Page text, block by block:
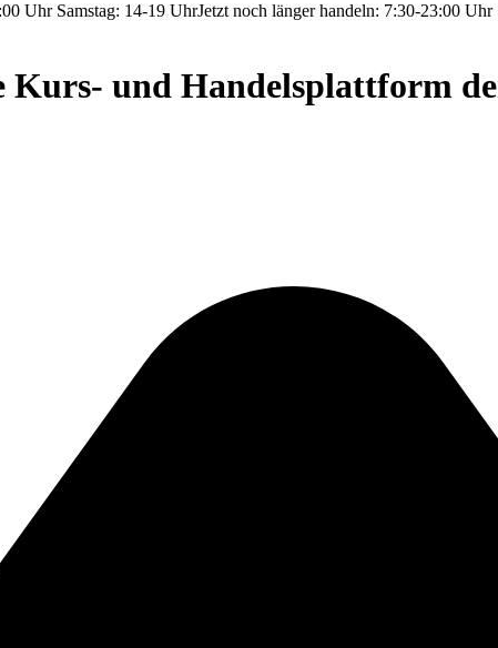
Uhr Samstag: 14-19 UhrJetzt noch länger handeln: 7:30-23:00
und Handelsplattform